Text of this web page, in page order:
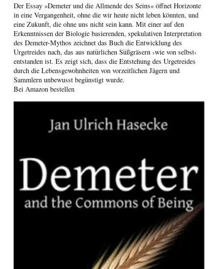
Der Essay »Demeter und die Allmende des Seins« öffnet Horizonte
in eine Vergangenheit, ohne die wir heute nicht leben könnten, und
eine Zukunft, die ohne uns nicht sein kann. Mit einer auf den
Erkenntnissen der Biologie basierenden, spekulativen Interpretation
des Demeter-Mythos zeichnet das Buch die Entwicklung des
Urgetreides nach, das aus natürlichen Süßgräsern ›wie von selbst‹
entstanden ist. Es zeigt sich, dass die Entstehung des Urgetreides
durch die Lebensgewohnheiten von vorzeitlichen Jägern und
Sammlern unbewusst begünstigt wurde.
Bei Amazon bestellen